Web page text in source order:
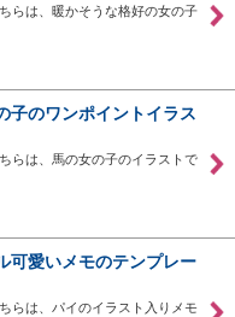
らは、暖かそうな格好の女の子
子のワンポイントイラス
らは、馬の女の子のイラストで
可愛いメモのテンプレー
らは、パイのイラスト入りメモ